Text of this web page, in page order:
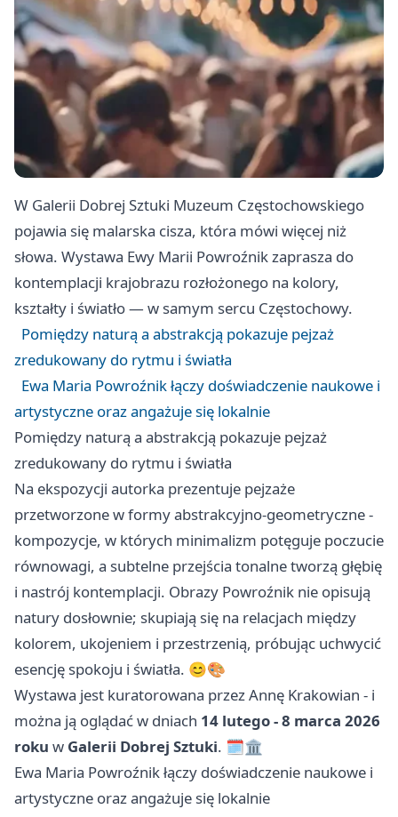
W Galerii Dobrej Sztuki Muzeum Częstochowskiego
pojawia się malarska cisza, która mówi więcej niż
słowa. Wystawa Ewy Marii Powroźnik zaprasza do
kontemplacji krajobrazu rozłożonego na kolory,
kształty i światło — w samym sercu Częstochowy.
Pomiędzy naturą a abstrakcją pokazuje pejzaż
zredukowany do rytmu i światła
Ewa Maria Powroźnik łączy doświadczenie naukowe i
artystyczne oraz angażuje się lokalnie
Pomiędzy naturą a abstrakcją pokazuje pejzaż
zredukowany do rytmu i światła
Na ekspozycji autorka prezentuje pejzaże
przetworzone w formy abstrakcyjno-geometryczne -
kompozycje, w których minimalizm potęguje poczucie
równowagi, a subtelne przejścia tonalne tworzą głębię
i nastrój kontemplacji. Obrazy Powroźnik nie opisują
natury dosłownie; skupiają się na relacjach między
kolorem, ukojeniem i przestrzenią, próbując uchwycić
esencję spokoju i światła. 😊🎨
Wystawa jest kuratorowana przez Annę Krakowian - i
można ją oglądać w dniach 14 lutego - 8 marca 2026
roku w Galerii Dobrej Sztuki. 🗓️🏛️
Ewa Maria Powroźnik łączy doświadczenie naukowe i
artystyczne oraz angażuje się lokalnie